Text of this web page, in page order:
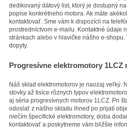
dedikovaný dátový list, ktorý je dostupný
popise konkrétneho motora. Ak máte
kontaktovať. Sme vám k dispozícii na
prostredníctvom e-mailu. Kontaktné údaje
stránkach alebo v hlavičke nášho e-shopu.
dopyty.
Progresívne elektromotory 1LCZ
Náš sklad elektromotorov je naozaj veľký.
stovky až tisíce rôznych typov
aj séria progresívnych motorov 1LCZ. Pri
odoslať z nášho skladu ihneď po prijatí
niečím špecifické elektromotory, doba
kontaktovať a poskytneme vám bližšie